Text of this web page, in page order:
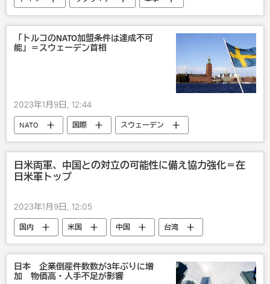
武器・兵器
西側諸国によるウクライナへの兵器供与
「トルコのNATO加盟条件は達成不可
能」＝スウェーデン首相
2023年1月9日, 12:44
NATO 国際
スウェーデン
トルコ
日米両軍、中国との対立の可能性に備え協力強化＝在
日米軍トップ
2023年1月9日, 12:05
国内 米国 中国
台湾
軍事
日米関係
日本 企業倒産件数数が3年ぶりに増
加 物価高・人手不足が影響